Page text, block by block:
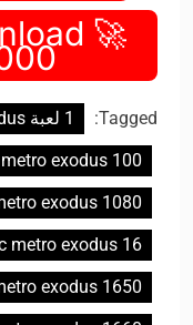
🚀
Tagged:
1 لعبة metro exodus
100 metro exodus
1080 ti metro exodus
16 bit floating point arithmetic metro exodus
1650 metro exodus